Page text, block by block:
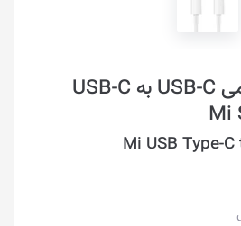
کابل شارژ شیائومی USB-C به USB-C
Mi USB Type-